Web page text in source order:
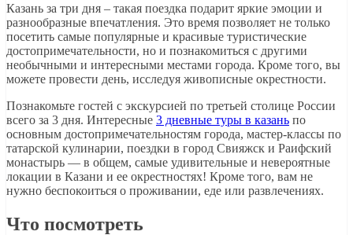
Казань за три дня – такая поездка подарит яркие эмоции и
разнообразные впечатления. Это время позволяет не только
посетить самые популярные и красивые туристические
достопримечательности, но и познакомиться с другими
необычными и интересными местами города. Кроме того, вы
можете провести день, исследуя живописные окрестности.
Познакомьте гостей с экскурсией по третьей столице России
всего за 3 дня. Интересные 3 дневные туры в казань по
основным достопримечательностям города, мастер-классы по
татарской кулинарии, поездки в город Свияжск и Раифский
монастырь — в общем, самые удивительные и невероятные
локации в Казани и ее окрестностях! Кроме того, вам не
нужно беспокоиться о проживании, еде или развлечениях.
Что посмотреть